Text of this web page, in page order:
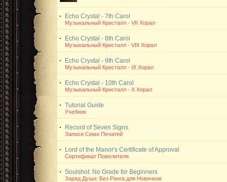
Echo Crystal - 7th Carol
Музыкальный Кристалл - VII Хорал
Echo Crystal - 8th Carol
Музыкальный Кристалл - VIII Хорал
Echo Crystal - 9th Carol
Музыкальный Кристалл - IХ Хорал
Echo Crystal - 10th Carol
Музыкальный Кристалл - Х Хорал
Tutorial Guide
Учебник
Record of Seven Signs
Записи Семи Печатей
Lord of the Manor's Certificate of Approval
Сертификат Повелителя
Soulshot: No Grade for Beginners
Заряд Души: Без Ранга для Новичков